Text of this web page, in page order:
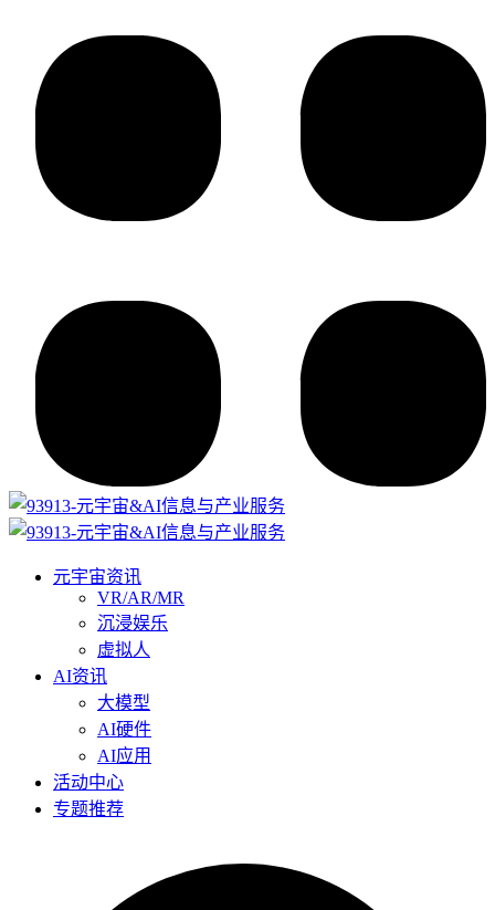
元宇宙资讯
VR/AR/MR
沉浸娱乐
虚拟人
AI资讯
大模型
AI硬件
AI应用
活动中心
专题推荐